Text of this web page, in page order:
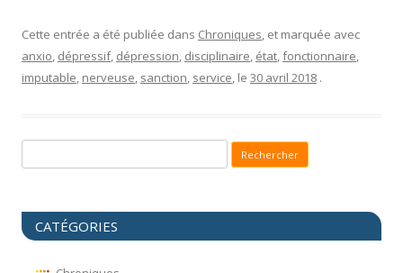
Cette entrée a été publiée dans Chroniques, et marquée avec
anxio, dépressif, dépression, disciplinaire, état,fonctionnaire,
imputable, nerveuse, sanction, service, le 30 avril 2018 .
CATÉGORIES